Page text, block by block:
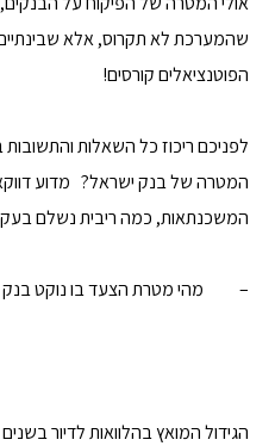
שהמערכת לא תקרוס, אלא שבינתיים,
הפוטנציאלים קורסים!
לפניכם ריכוז כל השאלות
המטרה של בנק ישראל? מדוע
המשכנתאות, כמה ריבית נשלם
– מהי מטרת הצעד בו נוקט בנק
הגידול המואץ בהלוואות לדיור